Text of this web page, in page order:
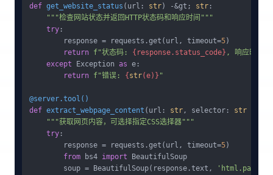
def get_website_status ( url: str) -&gt; str :
"""检查网站状态并返回HTTP状态码和响应时间"""
try :
        response = requests.get(url, timeout=
5)
return f"状态码: {response.status_code} , 响应时间:
except Exception as e:
return f"错误: { str(e)} "
@server.tool()
def extract_webpage_content ( url: str, selector: str
"""获取网页内容，可选择指定CSS选择器"""
try :
        response = requests.get(url, timeout=
5)
from bs4 import BeautifulSoup
        soup = BeautifulSoup(response.text,
'html.parser'